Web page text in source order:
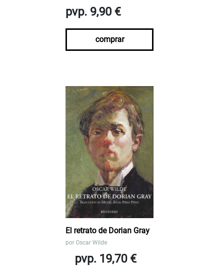
pvp. 9,90 €
comprar
El retrato de Dorian Gray
por Oscar Wilde
pvp. 19,70 €